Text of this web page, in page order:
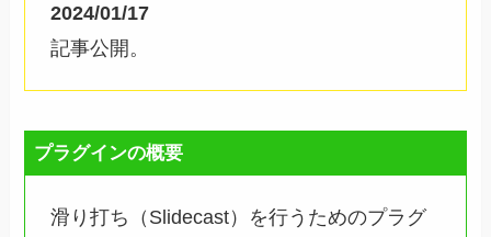
2024/01/17
記事公開。
プラグインの概要
滑り打ち（Slidecast）を行うためのプラグ